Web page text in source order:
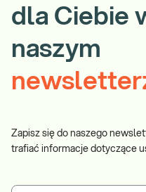
dla Ciebie
naszym
Zapisz się do naszego
trafiać informacje dotyczące